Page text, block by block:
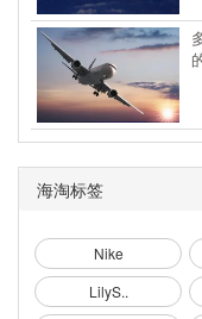
海淘标签
Nike
LilyS..